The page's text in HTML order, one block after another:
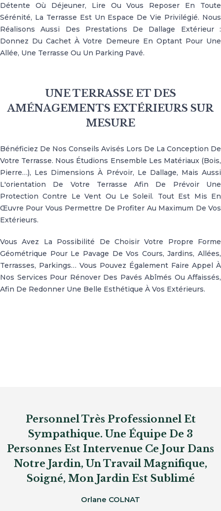
Détente Où Déjeuner, Lire Ou Vous Reposer En Toute
Sérénité, La Terrasse Est Un Espace De Vie Privilégié. Nous
Réalisons Aussi Des Prestations De Dallage Extérieur :
Donnez Du Cachet À Votre Demeure En Optant Pour Une
Allée, Une Terrasse Ou Un Parking Pavé.
UNE TERRASSE ET DES
AMÉNAGEMENTS EXTÉRIEURS SUR
MESURE
Bénéficiez De Nos Conseils Avisés Lors De La Conception De
Votre Terrasse. Nous Étudions Ensemble Les Matériaux (bois,
Pierre…), Les Dimensions À Prévoir, Le Dallage, Mais Aussi
L'orientation De Votre Terrasse Afin De Prévoir Une
Protection Contre Le Vent Ou Le Soleil. Tout Est Mis En
Œuvre Pour Vous Permettre De Profiter Au Maximum De Vos
Extérieurs.
Vous Avez La Possibilité De Choisir Votre Propre Forme
Géométrique Pour Le Pavage De Vos Cours, Jardins, Allées,
Terrasses, Parkings… Vous Pouvez Également Faire Appel À
Nos Services Pour Rénover Des Pavés Abîmés Ou Affaissés,
Afin De Redonner Une Belle Esthétique À Vos Extérieurs.
Personnel Très Professionnel Et
Sympathique. Une Équipe De 3
Personnes Est Intervenue Ce Jour Dans
Notre Jardin, Un Travail Magnifique,
Soigné, Mon Jardin Est Sublimé
Orlane COLNAT